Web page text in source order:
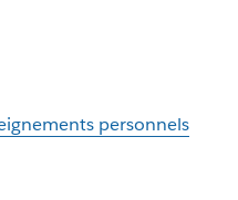
personnels